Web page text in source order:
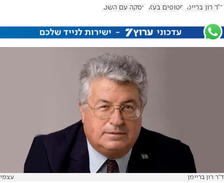
ד"ר רון בריימן חטופים בעזה עסקה עם השטן
ד"ר רון בריימן עצמי